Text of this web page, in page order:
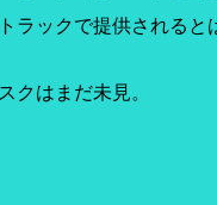
ックで提供される
クはまだ未見。